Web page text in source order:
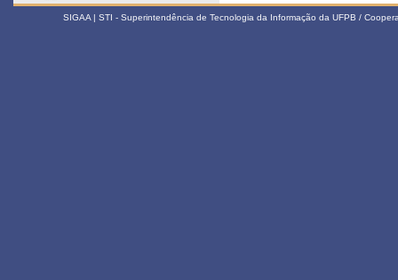
SIGAA | STI - Superintendência de Tecnologia da Informação da UFPB /